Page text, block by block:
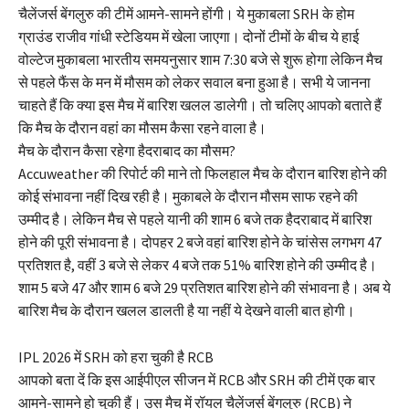
चैलेंजर्स बेंगलुरु की टीमें आमने-सामने होंगी। ये मुकाबला SRH के होम
ग्राउंड राजीव गांधी स्टेडियम में खेला जाएगा। दोनों टीमों के बीच ये हाई
वोल्टेज मुकाबला भारतीय समयनुसार शाम 7:30 बजे से शुरू होगा लेकिन मैच
से पहले फैंस के मन में मौसम को लेकर सवाल बना हुआ है। सभी ये जानना
चाहते हैं कि क्या इस मैच में बारिश खलल डालेगी। तो चलिए आपको बताते हैं
कि मैच के दौरान वहां का मौसम कैसा रहने वाला है।
मैच के दौरान कैसा रहेगा हैदराबाद का मौसम?
Accuweather की रिपोर्ट की माने तो फिलहाल मैच के दौरान बारिश होने की
कोई संभावना नहीं दिख रही है। मुकाबले के दौरान मौसम साफ रहने की
उम्मीद है। लेकिन मैच से पहले यानी की शाम 6 बजे तक हैदराबाद में बारिश
होने की पूरी संभावना है। दोपहर 2 बजे वहां बारिश होने के चांसेस लगभग 47
प्रतिशत है, वहीं 3 बजे से लेकर 4 बजे तक 51% बारिश होने की उम्मीद है।
शाम 5 बजे 47 और शाम 6 बजे 29 प्रतिशत बारिश होने की संभावना है। अब ये
बारिश मैच के दौरान खलल डालती है या नहीं ये देखने वाली बात होगी।
IPL 2026 में SRH को हरा चुकी है RCB
आपको बता दें कि इस आईपीएल सीजन में RCB और SRH की टीमें एक बार
आमने-सामने हो चुकी हैं। उस मैच में रॉयल चैलेंजर्स बेंगलुरु (RCB) ने